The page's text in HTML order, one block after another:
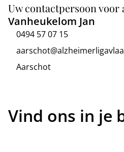
Uw contactpersoon voor
Vanheukelom Jan
0494 57 07 15
Aarschot
Vind ons in je